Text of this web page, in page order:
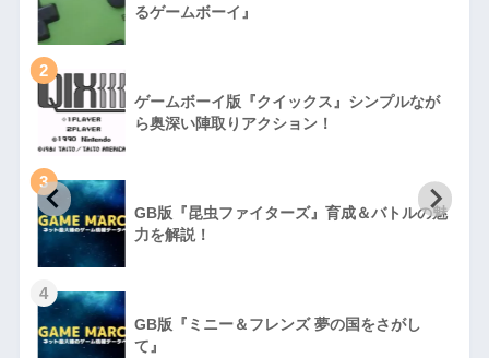
るゲームボーイ』
2
ゲームボーイ版『クイックス』シンプルなが
ら奥深い陣取りアクション！
3
GB版『昆虫ファイターズ』育成＆バトルの魅
力を解説！
4
GB版『ミニー＆フレンズ 夢の国をさがし
て』